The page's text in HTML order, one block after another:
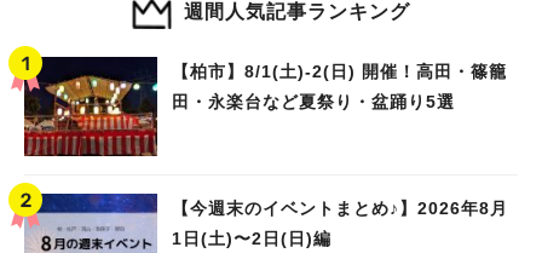
週間人気記事ランキング
【柏市】8/1(土)‐2(日) 開催！高田・篠籠
田・永楽台など夏祭り・盆踊り5選
【今週末のイベントまとめ♪】2026年8月
1日(土)〜2日(日)編